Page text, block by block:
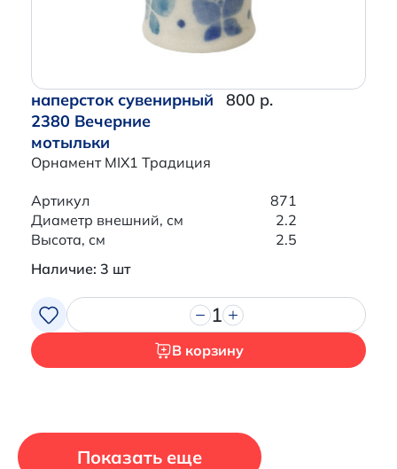
наперсток сувенирный
2380 Вечерние
мотыльки
Орнамент MIX1 Традиция
800 р.
Артикул
871
Диаметр внешний, см
2.2
Высота, см
2.5
Наличие: 3 шт
1
В корзину
Показать еще